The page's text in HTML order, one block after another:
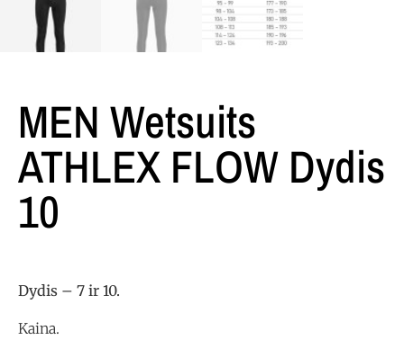
MEN Wetsuits
ATHLEX FLOW Dydis
10
Dydis – 7 ir 10.
Kaina.